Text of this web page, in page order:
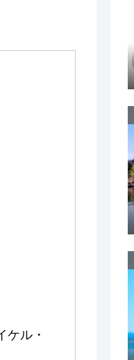
ル・